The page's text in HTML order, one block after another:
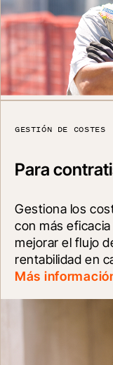
GESTIÓN DE COSTES
Para
Gestiona los
con más
mejorar el flujo
rentabilidad en
Más